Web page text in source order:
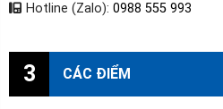
Hotline (Zalo): 0988 555 993
3 CÁC ĐIỂM